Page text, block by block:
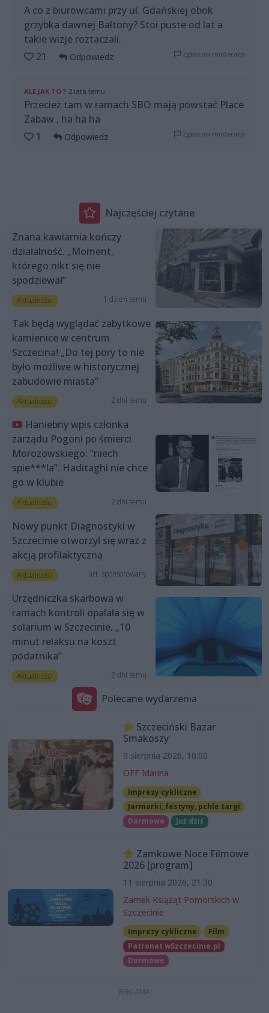
A co z biurowcami przy ul. Gdańskiej obok
grzybka dawnej Baltony? Stoi puste od lat a
takie wizje roztaczali.
21
Odpowiedz Zgłoś do moderacji
ALE JAK TO ? 2 lata temu
Przecież tam w ramach SBO mają powstać Place
Zabaw , ha ha ha
1
Odpowiedz Zgłoś do moderacji
Najczęściej czytane
Znana kawiarnia kończy
działalność. „Moment,
którego nikt się nie
spodziewał”
Aktualności 1 dzień temu
Tak będą wyglądać zabytkowe
kamienice w centrum
Szczecina! „Do tej pory to nie
było możliwe w historycznej
zabudowie miasta”
Aktualności 2 dni temu
Haniebny wpis członka
zarządu Pogoni po śmierci
Morozowskiego: “niech
spie***la”. Haditaghi nie chce
go w klubie
Aktualności 2 dni temu
Nowy punkt Diagnostyki w
Szczecinie otworzył się wraz z
akcją profilaktyczną
Aktualności art. sponsorowany
Urzędniczka skarbowa w
ramach kontroli opalała się w
solarium w Szczecinie. „10
minut relaksu na koszt
podatnika”
Aktualności 2 dni temu
Polecane wydarzenia
Szczeciński Bazar
Smakoszy
9 sierpnia 2026, 10:00
OFF Marina
Imprezy cykliczne
Jarmarki, festyny, pchle targi
Darmowe
Już dziś
Zamkowe Noce Filmowe
2026 [program]
11 sierpnia 2026, 21:30
Zamek Książąt Pomorskich w
Szczecinie
Imprezy cykliczne
Film
Patronat wSzczecinie.pl
Darmowe